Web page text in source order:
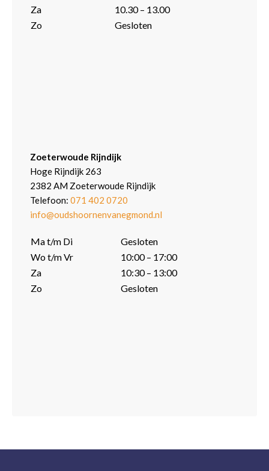
Za
10.30 – 13.00
Zo
Gesloten
Zoeterwoude Rijndijk
Hoge Rijndijk 263
2382 AM Zoeterwoude Rijndijk
Telefoon: 071 402 0720
info@oudshoornenvanegmond.nl
Ma t/m Di
Gesloten
Wo t/m Vr
10:00 – 17:00
Za
10:30 – 13:00
Zo
Gesloten